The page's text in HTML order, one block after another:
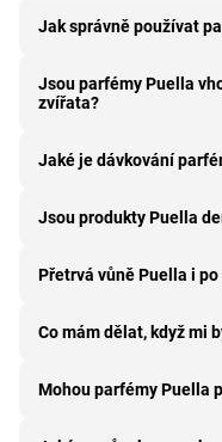
Jak správně používat
Jsou parfémy Puella
zvířata?
Jaké je dávkování
Jsou produkty Puella
Přetrvá vůně Puella i
Co mám dělat, když mi
Mohou parfémy Puella